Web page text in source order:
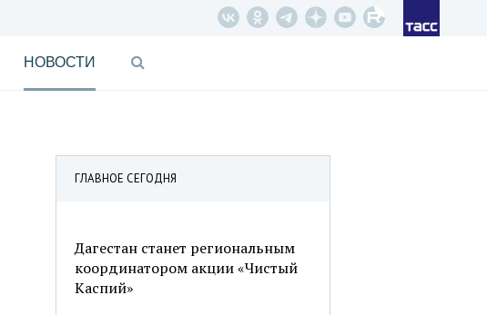
НОВОСТИ
ГЛАВНОЕ СЕГОДНЯ
Дагестан станет региональным
координатором акции «Чистый
Каспий»